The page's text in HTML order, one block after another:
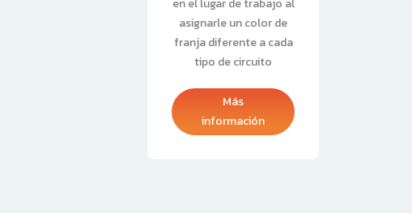
en el lugar de trabajo al
asignarle un color de
franja diferente a cada
tipo de circuito
Más
información